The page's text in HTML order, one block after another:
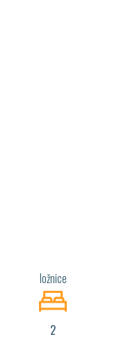
ložnice
2